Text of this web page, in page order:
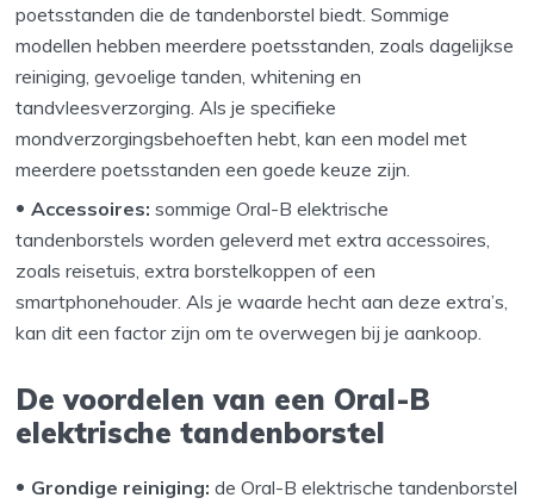
poetsstanden die de tandenborstel biedt. Sommige
modellen hebben meerdere poetsstanden, zoals dagelijkse
reiniging, gevoelige tanden, whitening en
tandvleesverzorging. Als je specifieke
mondverzorgingsbehoeften hebt, kan een model met
meerdere poetsstanden een goede keuze zijn.
Accessoires:sommige Oral-B elektrische
tandenborstels worden geleverd met extra accessoires,
zoals reisetuis, extra borstelkoppen of een
smartphonehouder. Als je waarde hecht aan deze extra’s,
kan dit een factor zijn om te overwegen bij je aankoop.
De voordelen van een Oral-B
elektrische tandenborstel
Grondige reiniging: de Oral-B elektrische tandenborstel